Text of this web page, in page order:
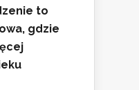
to
gdzie